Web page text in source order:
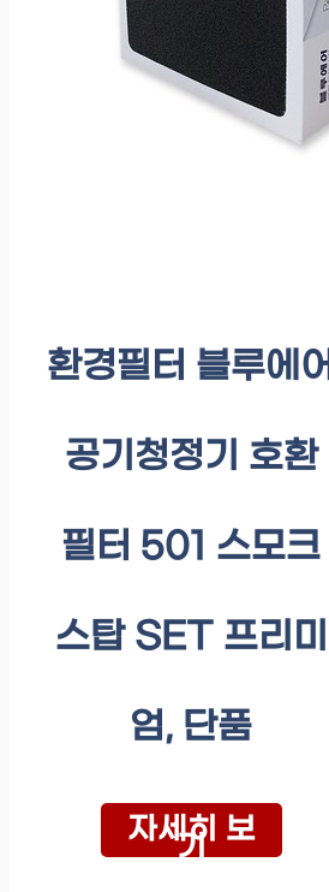
환경필터 블루에어
공기청정기 호환
필터 501 스모크
스탑 SET 프리미
엄, 단품
자세히 보
기